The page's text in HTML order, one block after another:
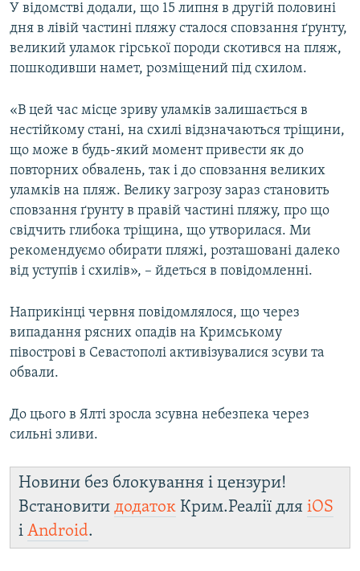
У відомстві додали, що 15 липня в другій половині
дня в лівій частині пляжу сталося сповзання ґрунту,
великий уламок гірської породи скотився на пляж,
пошкодивши намет, розміщений під схилом.
«В цей час місце зриву уламків залишається в
нестійкому стані, на схилі відзначаються тріщини,
що може в будь-який момент привести як до
повторних обвалень, так і до сповзання великих
уламків на пляж. Велику загрозу зараз становить
сповзання ґрунту в правій частині пляжу, про що
свідчить глибока тріщина, що утворилася. Ми
рекомендуємо обирати пляжі, розташовані далеко
від уступів і схилів», – йдеться в повідомленні.
Наприкінці червня повідомлялося, що через
випадання рясних опадів на Кримському
півострові в Севастополі активізувалися зсуви та
обвали.
До цього в Ялті зросла зсувна небезпека через
сильні зливи.
Новини без блокування і цензури!
Встановити додаток Крим.Реалії для iOS
і Android.